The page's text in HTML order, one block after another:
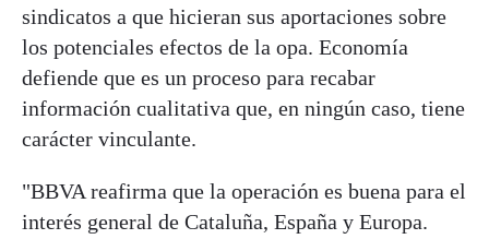
sindicatos a que hicieran sus aportaciones sobre
los potenciales efectos de la opa. Economía
defiende que es un proceso para recabar
información cualitativa que, en ningún caso, tiene
carácter vinculante.
"BBVA reafirma que la operación es buena para el
interés general de Cataluña, España y Europa.